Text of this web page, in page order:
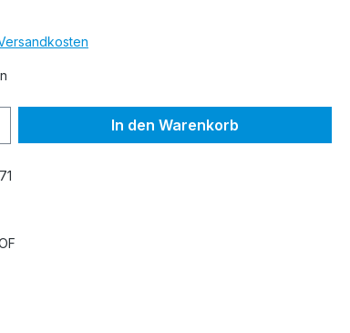
Gib den gewünschten Wert
In den Warenkorb